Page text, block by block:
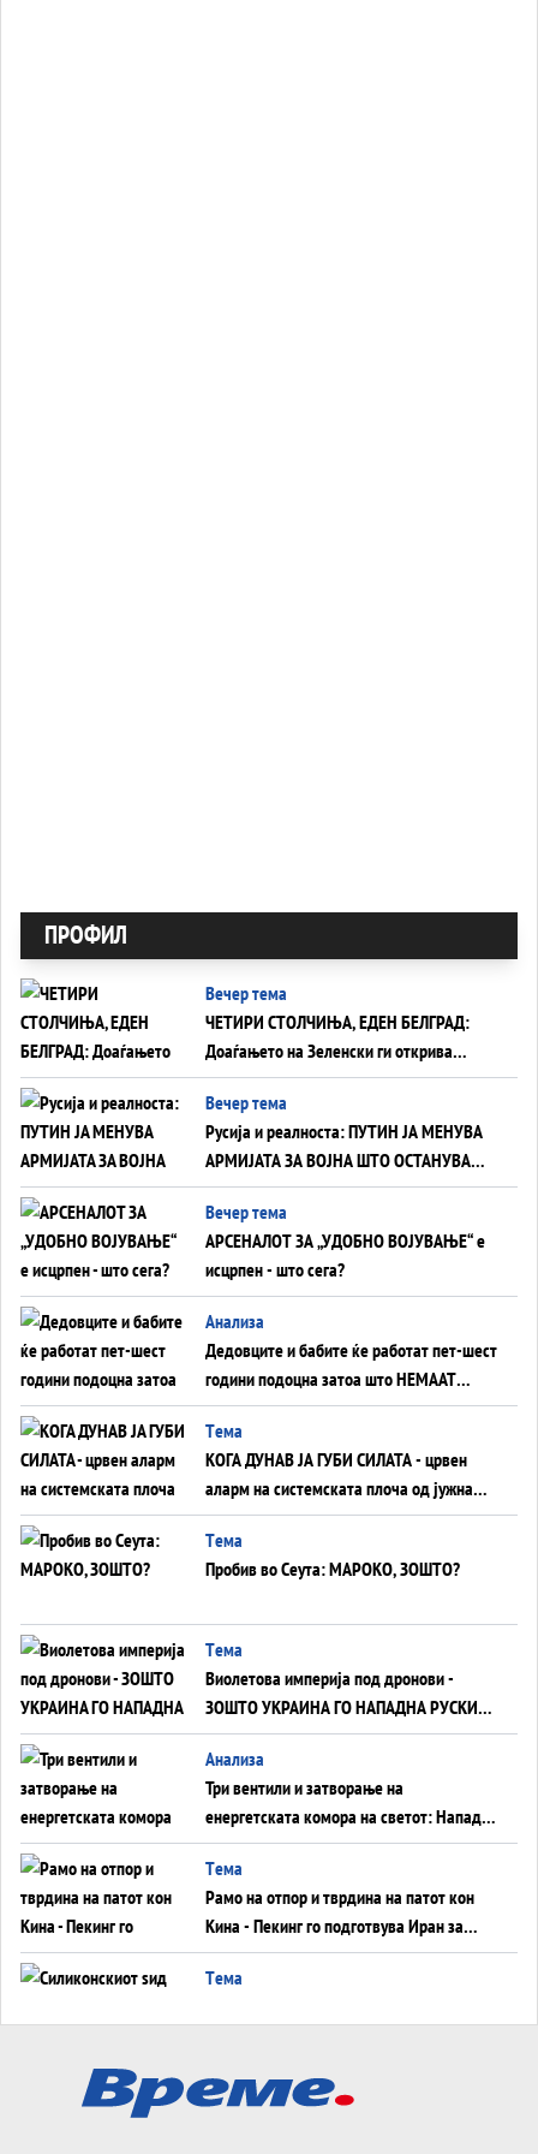
ПРОФИЛ
Вечер тема
ЧЕТИРИ СТОЛЧИЊА, ЕДЕН БЕЛГРАД:
Доаѓањето на Зеленски ги открива
тајните на политиката на балансирање
на Вучиќ
Вечер тема
Русија и реалноста: ПУТИН ЈА МЕНУВА
АРМИЈАТА ЗА ВОЈНА ШТО ОСТАНУВА
БЕЗ ФРОНТ
Вечер тема
АРСЕНАЛОТ ЗА „УДОБНО ВОЈУВАЊЕ“ е
исцрпен - што сега?
Анализа
Дедовците и бабите ќе работат пет-шест
години подоцна затоа што НЕМААТ
ВНУЦИ ДА ГИ ЗАМЕНАТ
Tема
КОГА ДУНАВ ЈА ГУБИ СИЛАТА - црвен
аларм на системската плоча од јужна
Германија до Црното Море...
Tема
Пробив во Сеута: МАРОКО, ЗОШТО?
Tема
Виолетова империја под дронови -
ЗОШТО УКРАИНА ГО НАПАДНА РУСКИОТ
WILDBERRIES
Aнализа
Три вентили и затворање на
енергетската комора на светот: Нападот
во Суец најавува глобален енергетски
инфаркт?
Tема
Рамо на отпор и тврдина на патот кон
Кина - Пекинг го подготвува Иран за
американска копнена инвазија
Tема
Tема
Трамп тврди дека повторно „разговара“